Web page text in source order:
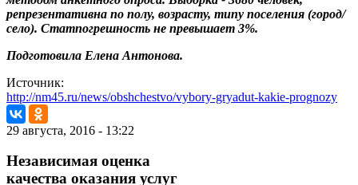
репрезентативна по полу, возрасту, типу поселения (город/
село). Статпогрешность не превышает 3%.
Подготовила Елена Антонова.
Источник:
http://nm45.ru/news/obshchestvo/vybory-gryadut-kakie-prognozy
29 августа, 2016 - 13:22
Независимая оценка
качества оказания услуг